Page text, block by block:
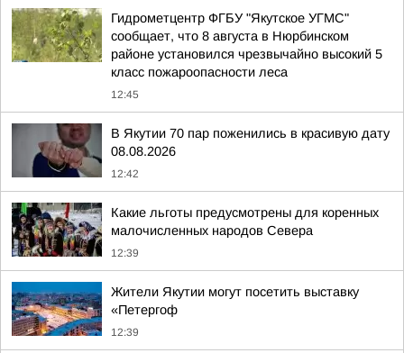
Гидрометцентр ФГБУ "Якутское УГМС"
сообщает, что 8 августа в Нюрбинском
районе установился чрезвычайно высокий 5
класс пожароопасности леса
12:45
В Якутии 70 пар поженились в красивую дату
08.08.2026
12:42
Какие льготы предусмотрены для коренных
малочисленных народов Севера
12:39
Жители Якутии могут посетить выставку
«Петергоф
12:39